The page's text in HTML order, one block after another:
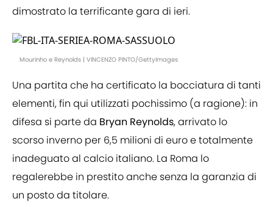
dimostrato la terrificante gara di ieri.
Mourinho e Reynolds | VINCENZO PINTO/GettyImages
Una partita che ha certificato la bocciatura di tanti
elementi, fin qui utilizzati pochissimo (a ragione): in
difesa si parte da Bryan Reynolds, arrivato lo
scorso inverno per 6,5 milioni di euro e totalmente
inadeguato al calcio italiano. La Roma lo
regalerebbe in prestito anche senza la garanzia di
un posto da titolare.